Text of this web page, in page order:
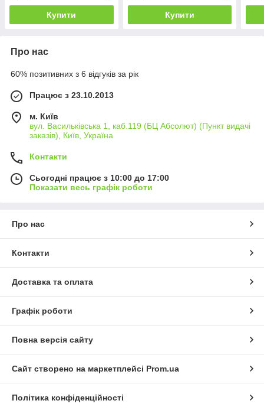
Купити Купити
Про нас
60% позитивних з 6 відгуків за рік
Працює з 23.10.2013
м. Київ
вул. Васильківська 1, каб.119 (БЦ Абсолют) (Пункт видачі
заказів), Київ, Україна
Контакти
Сьогодні працює з 10:00 до 17:00
Показати весь графік роботи
Про нас
Контакти
Доставка та оплата
Графік роботи
Повна версія сайту
Сайт створено на маркетплейсі Prom.ua
Політика конфіденційності